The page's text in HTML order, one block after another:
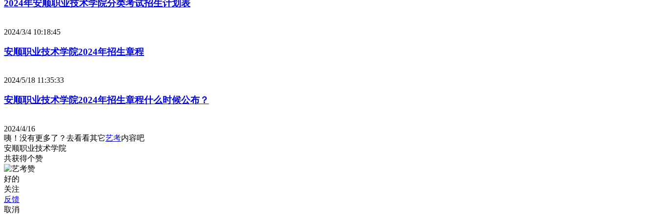
2024年安顺职业技术学院分类考试招生计划表
2024/3/4 10:18:45
安顺职业技术学院2024年招生章程
2024/5/18 11:35:33
安顺职业技术学院2024年招生章程什么时候公布？
2024/4/16
咦！没有更多了？去看看其它艺考内容吧
安顺职业技术学院
共获得个赞
好的
关注
反馈
取消